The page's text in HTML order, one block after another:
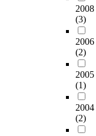
2008
(3)
2006
(2)
2005
(1)
2004
(2)